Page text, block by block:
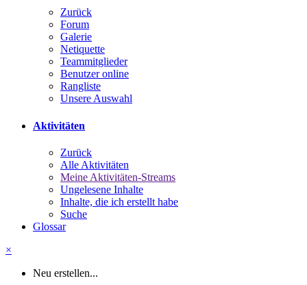
Zurück
Forum
Galerie
Netiquette
Teammitglieder
Benutzer online
Rangliste
Unsere Auswahl
Aktivitäten
Zurück
Alle Aktivitäten
Meine Aktivitäten-Streams
Ungelesene Inhalte
Inhalte, die ich erstellt habe
Suche
Glossar
×
Neu erstellen...